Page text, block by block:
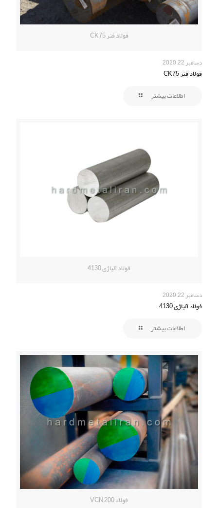
فولاد فنر CK75
دسامبر 22, 2020
فولاد فنر CK75
اطلاعات بیشتر
فولاد آلیاژی 4130
دسامبر 22, 2020
فولاد آلیاژی 4130
اطلاعات بیشتر
فولاد VCN 200